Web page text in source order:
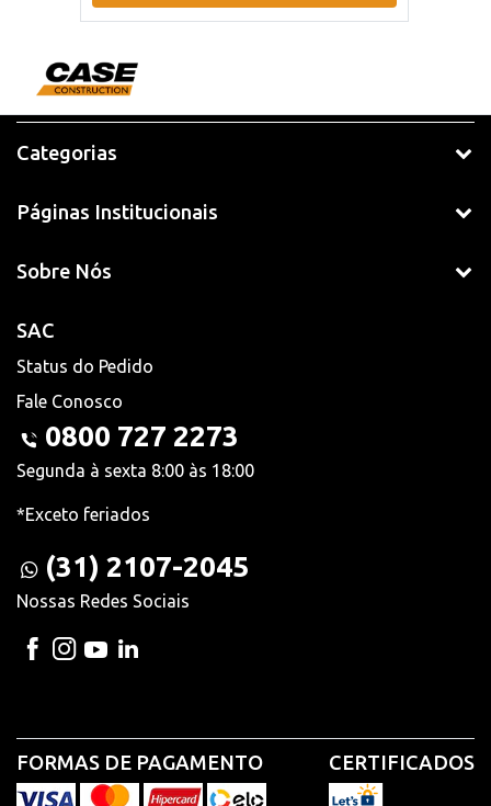
Categorias
Páginas Institucionais
Sobre Nós
SAC
Status do Pedido
Fale Conosco
0800 727 2273
Segunda à sexta 8:00 às 18:00
*Exceto feriados
(31) 2107-2045
Nossas Redes Sociais
FORMAS DE PAGAMENTO CERTIFICADOS